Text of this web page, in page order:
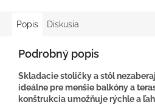
Popis Diskusia
Podrobný popis
Skladacie stoličky a stôl
ideálne pre menšie balkóny a
konštrukcia umožňuje rýchle a